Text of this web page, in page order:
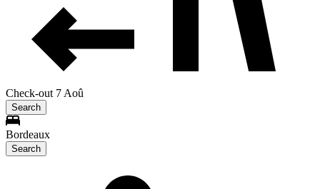
Check-out 7 Aoû
Search
Bordeaux
Search